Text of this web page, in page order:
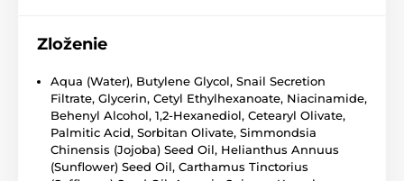
Zloženie
Aqua (Water), Butylene Glycol, Snail Secretion
Filtrate, Glycerin, Cetyl Ethylhexanoate, Niacinamide,
Behenyl Alcohol, 1,2-Hexanediol, Cetearyl Olivate,
Palmitic Acid, Sorbitan Olivate, Simmondsia
Chinensis (Jojoba) Seed Oil, Helianthus Annuus
(Sunflower) Seed Oil, Carthamus Tinctorius